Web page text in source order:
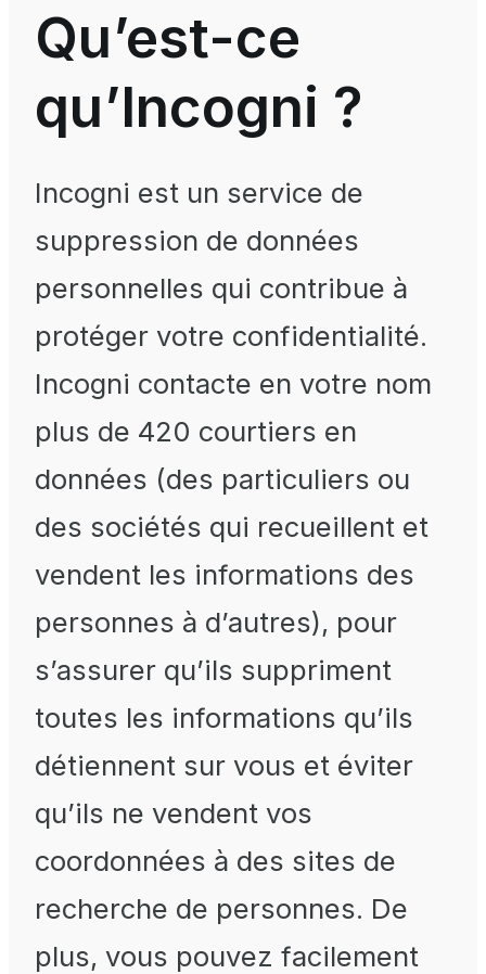
Qu’est-ce
qu’Incogni ?
Incogni est un service de
suppression de données
personnelles qui contribue à
protéger votre confidentialité.
Incogni contacte en votre nom
plus de 420 courtiers en
données (des particuliers ou
des sociétés qui recueillent et
vendent les informations des
personnes à d’autres), pour
s’assurer qu’ils suppriment
toutes les informations qu’ils
détiennent sur vous et éviter
qu’ils ne vendent vos
coordonnées à des sites de
recherche de personnes. De
plus, vous pouvez facilement